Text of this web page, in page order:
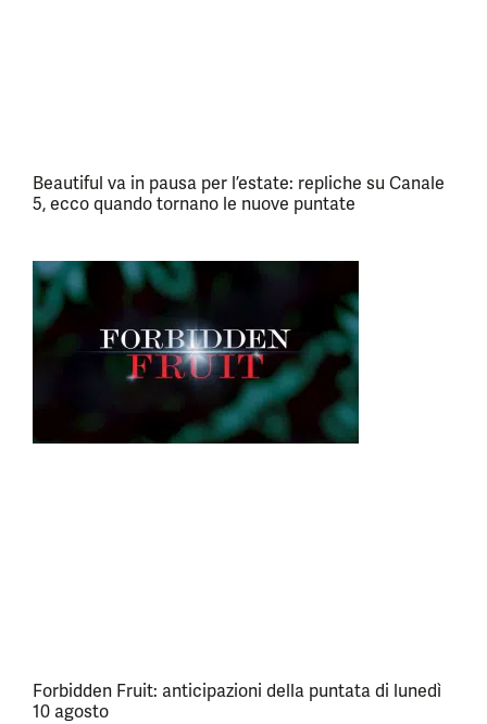
Beautiful va in pausa per l’estate: repliche su Canale
5, ecco quando tornano le nuove puntate
Forbidden Fruit: anticipazioni della puntata di lunedì
10 agosto